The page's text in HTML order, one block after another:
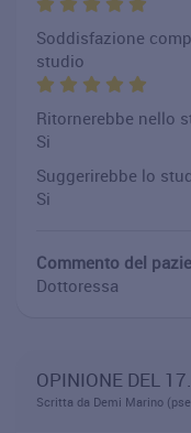
Soddisfazione
studio
Ritornerebbe nello
Si
Suggerirebbe lo
Si
Commento del
Dottoressa
OPINIONE DEL
Scritta da Demi Marino